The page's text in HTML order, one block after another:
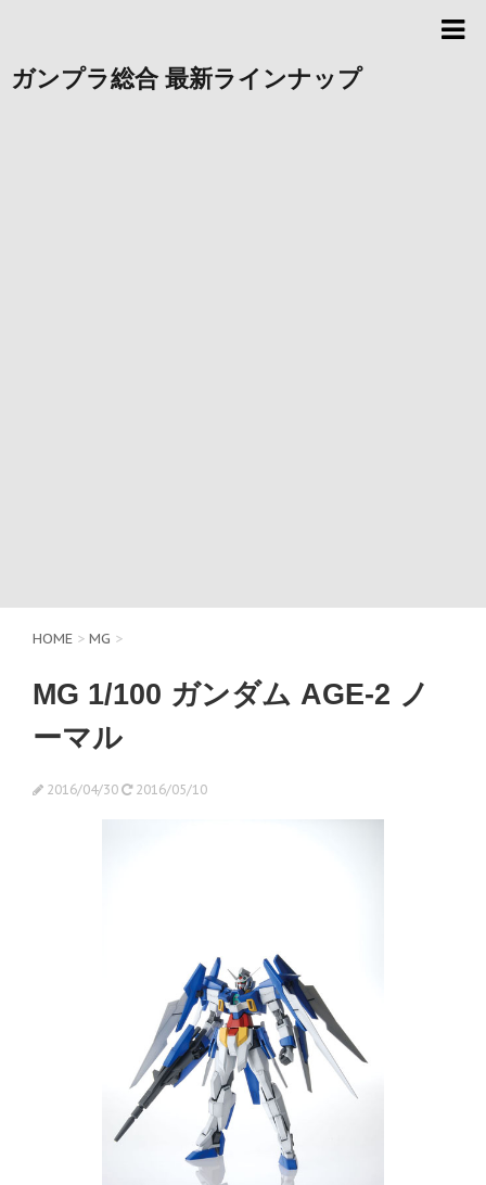
ガンプラ総合 最新ラインナップ
HOME > MG >
MG 1/100 ガンダム AGE-2 ノ
ーマル
2016/04/30 2016/05/10